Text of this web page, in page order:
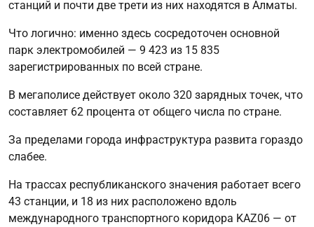
станций и почти две трети из них находятся в Алматы.
Что логично: именно здесь сосредоточен основной
парк электромобилей — 9 423 из 15 835
зарегистрированных по всей стране.
В мегаполисе действует около 320 зарядных точек, что
составляет 62 процента от общего числа по стране.
За пределами города инфраструктура развита гораздо
слабее.
На трассах республиканского значения работает всего
43 станции, и 18 из них расположено вдоль
международного транспортного коридора KAZ06 — от